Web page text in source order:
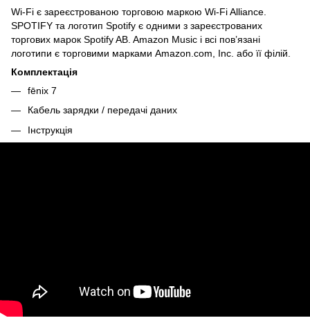
Wi-Fi є зареєстрованою торговою маркою Wi-Fi Alliance.
SPOTIFY та логотип Spotify є одними з зареєстрованих
торгових марок Spotify AB. Amazon Music і всі пов’язані
логотипи є торговими марками Amazon.com, Inc. або її філій.
Комплектація
fēnix 7
Кабель зарядки / передачі даних
Інструкція